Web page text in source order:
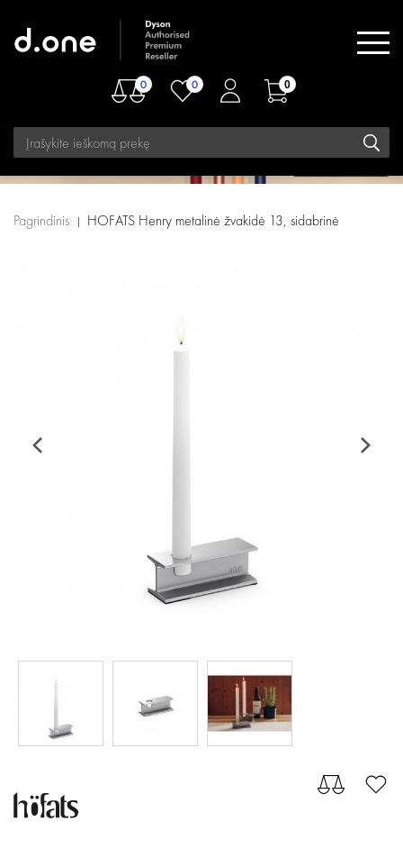
0 0 0
Pagrindinis HOFATS Henry metalinė žvakidė 13, sidabrinė